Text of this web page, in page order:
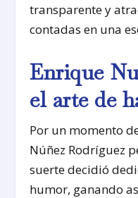
transparente y
contadas en una
Enrique
el arte de
Por un momento
Núñez Rodríguez
suerte decidió
humor, ganando